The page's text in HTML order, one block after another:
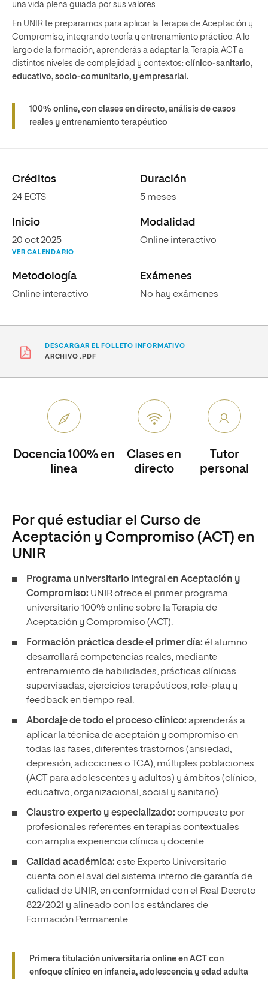
una vida plena guiada por sus valores.
En UNIR te preparamos para aplicar la Terapia de Aceptación y
Compromiso, integrando teoría y entrenamiento práctico. A lo
largo de la formación, aprenderás a adaptar la Terapia ACT a
distintos niveles de complejidad y contextos: clínico-sanitario,
educativo, socio-comunitario, y empresarial.
100% online, con clases en directo, análisis de casos
reales y entrenamiento terapéutico
Créditos
24 ECTS
Duración
5 meses
Inicio
20 oct 2025
VER CALENDARIO
Modalidad
Online interactivo
Metodología
Online interactivo
Exámenes
No hay exámenes
DESCARGAR EL FOLLETO INFORMATIVO
ARCHIVO .PDF
Docencia 100% en
línea
Clases en
directo
Tutor
personal
Por qué estudiar el Curso de
Aceptación y Compromiso (ACT) en
UNIR
Programa universitario integral en Aceptación y
Compromiso: UNIR ofrece el primer programa
universitario 100% online sobre la Terapia de
Aceptación y Compromiso (ACT).
Formación práctica desde el primer día: él alumno
desarrollará competencias reales, mediante
entrenamiento de habilidades, prácticas clínicas
supervisadas, ejercicios terapéuticos, role-play y
feedback en tiempo real.
Abordaje de todo el proceso clínico: aprenderás a
aplicar la técnica de aceptaión y compromiso en
todas las fases, diferentes trastornos (ansiedad,
depresión, adicciones o TCA), múltiples poblaciones
(ACT para adolescentes y adultos) y ámbitos (clínico,
educativo, organizacional, social y sanitario).
Claustro experto y especializado: compuesto por
profesionales referentes en terapias contextuales
con amplia experiencia clínica y docente.
Calidad académica: este Experto Universitario
cuenta con el aval del sistema interno de garantía de
calidad de UNIR, en conformidad con el Real Decreto
822/2021 y alineado con los estándares de
Formación Permanente.
Primera titulación universitaria online en ACT con
enfoque clínico en infancia, adolescencia y edad adulta